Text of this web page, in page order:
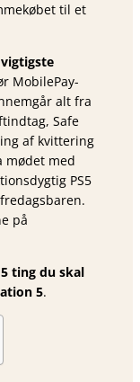
til et
MobilePay-
alt fra
Safe
af kvittering
mødet med
PS5
på
5 ting du skal
5.